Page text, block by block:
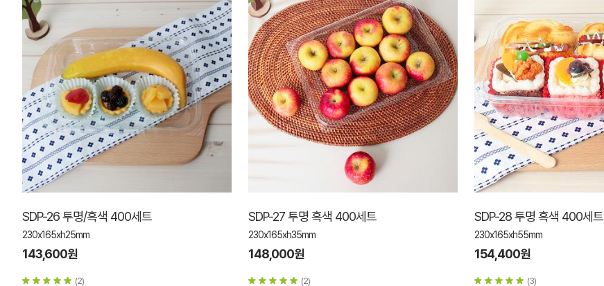
SDP-26 투명/흑색 400세트
230x165xh25mm
143,600원
(2)
SDP-27 투명 흑색 400세트
230x165xh35mm
148,000원
(2)
SDP-28 투명 흑색 400세트
230x165xh55mm
154,400원
(3)